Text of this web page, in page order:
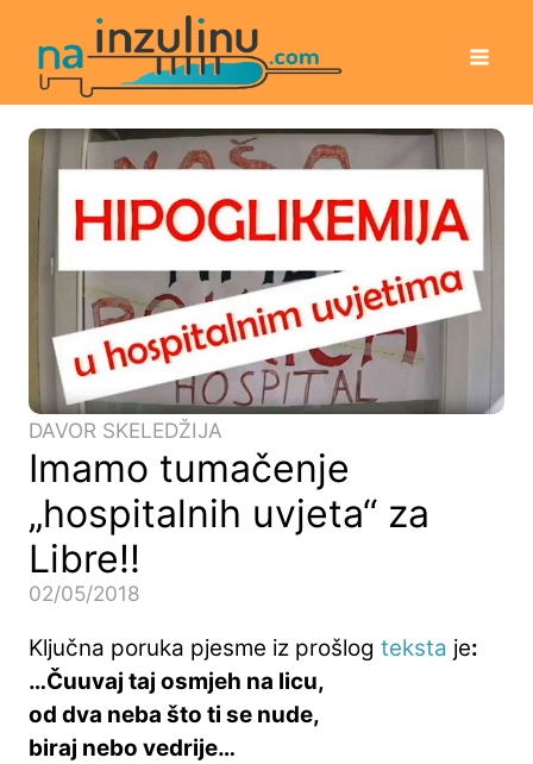
DAVOR SKELEDŽIJA
Imamo tumačenje
„hospitalnih uvjeta“ za
Libre!!
02/05/2018
Ključna poruka pjesme iz prošlog teksta je:
…Čuuvaj taj osmjeh na licu,
od dva neba što ti se nude,
biraj nebo vedrije…